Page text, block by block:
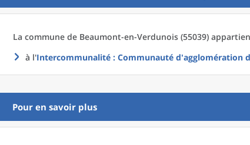
La commune de Beaumont-en-Verdunois (55039)
à l'Intercommunalité : Communauté d'agglomération
Pour en savoir plus